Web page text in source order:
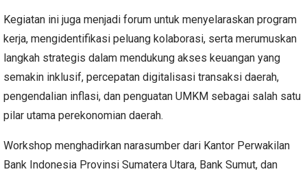
Kegiatan ini juga menjadi forum untuk menyelaraskan program
kerja, mengidentifikasi peluang kolaborasi, serta merumuskan
langkah strategis dalam mendukung akses keuangan yang
semakin inklusif, percepatan digitalisasi transaksi daerah,
pengendalian inflasi, dan penguatan UMKM sebagai salah satu
pilar utama perekonomian daerah.
Workshop menghadirkan narasumber dari Kantor Perwakilan
Bank Indonesia Provinsi Sumatera Utara, Bank Sumut, dan